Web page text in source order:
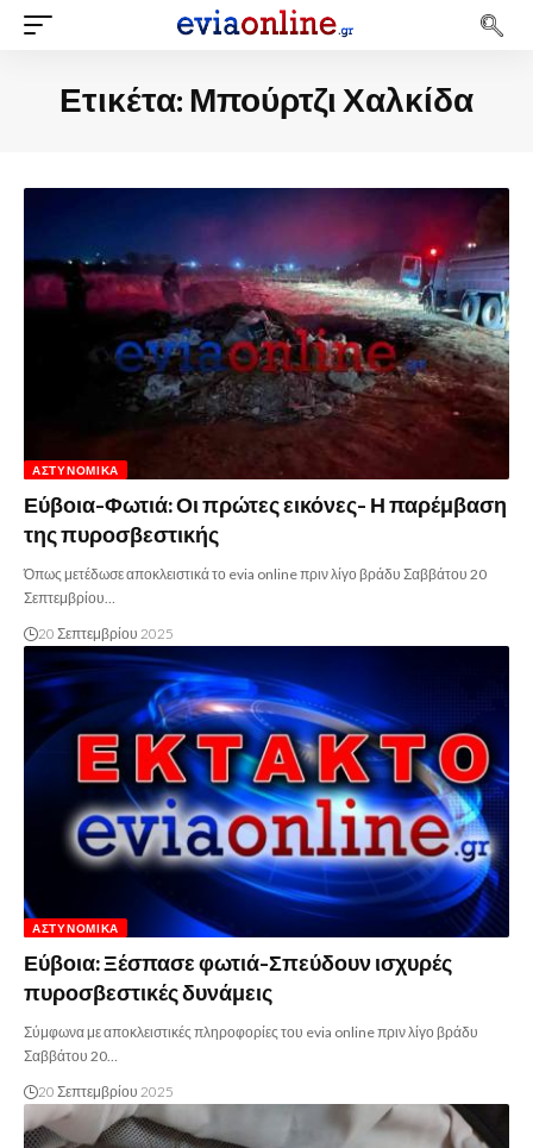
Ετικέτα: Μπούρτζι Χαλκίδα
ΑΣΤΥΝΟΜΙΚΆ
Εύβοια-Φωτιά: Οι πρώτες εικόνες- Η παρέμβαση
της πυροσβεστικής
Όπως μετέδωσε αποκλειστικά το evia online πριν λίγο βράδυ Σαββάτου 20
Σεπτεμβρίου…
20 Σεπτεμβρίου 2025
ΑΣΤΥΝΟΜΙΚΆ
Εύβοια: Ξέσπασε φωτιά-Σπεύδουν ισχυρές
πυροσβεστικές δυνάμεις
Σύμφωνα με αποκλειστικές πληροφορίες του evia online πριν λίγο βράδυ
Σαββάτου 20…
20 Σεπτεμβρίου 2025